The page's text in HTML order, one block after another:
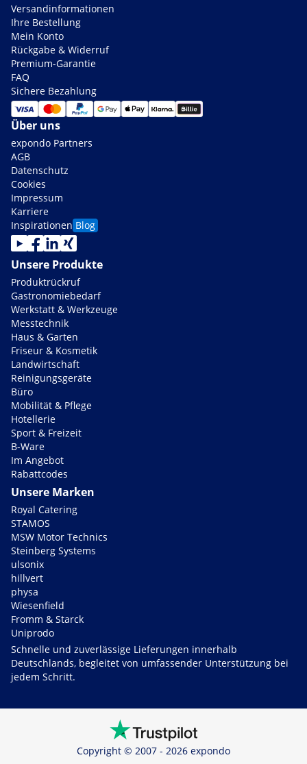
Versandinformationen
Ihre Bestellung
Mein Konto
Rückgabe & Widerruf
Premium-Garantie
FAQ
Sichere Bezahlung
Über uns
expondo Partners
AGB
Datenschutz
Cookies
Impressum
Karriere
Inspirationen Blog
Unsere Produkte
Produktrückruf
Gastronomiebedarf
Werkstatt & Werkzeuge
Messtechnik
Haus & Garten
Friseur & Kosmetik
Landwirtschaft
Reinigungsgeräte
Büro
Mobilität & Pflege
Hotellerie
Sport & Freizeit
B-Ware
Im Angebot
Rabattcodes
Unsere Marken
Royal Catering
STAMOS
MSW Motor Technics
Steinberg Systems
ulsonix
hillvert
physa
Wiesenfield
Fromm & Starck
Uniprodo
Schnelle und zuverlässige Lieferungen innerhalb
Deutschlands, begleitet von umfassender Unterstützung bei
jedem Schritt.
Copyright © 2007 - 2026 expondo